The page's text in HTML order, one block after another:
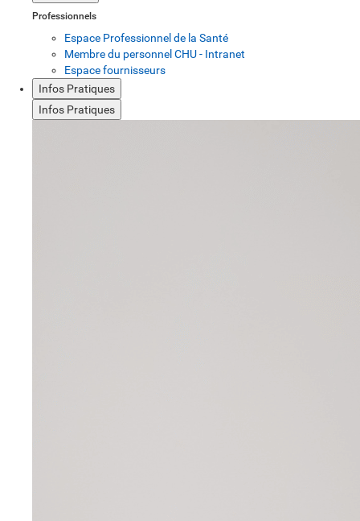
Professionnels
Espace Professionnel de la Santé
Membre du personnel CHU - Intranet
Espace fournisseurs
Infos Pratiques
Infos Pratiques